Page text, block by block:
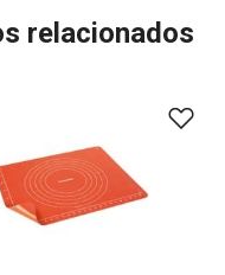
relacionados